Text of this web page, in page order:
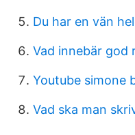
Du har en vän
Vad innebär god
Youtube simone
Vad ska man